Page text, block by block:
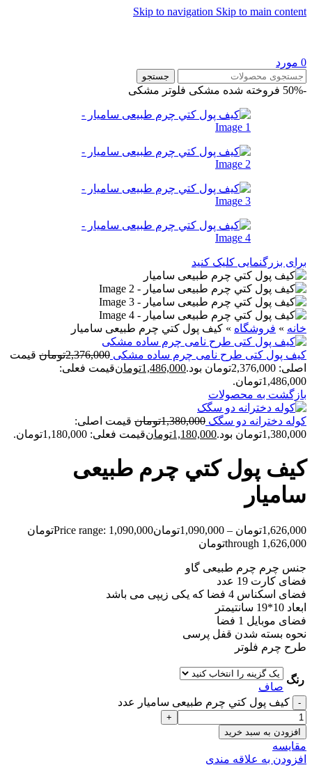
Skip to navigation Skip to main content
0 مورد
جستجو
-50% فروخته شده مشکی فلوتر مشکی
برای بزرگنمایی کلیک کنید
خانه » فروشگاه » کيف پول کتي چرم طبیعی ساميار
کیف پول کتی طرح نامی چرم ساده مشکی 2,376,000تومان قیمت
اصلی: 2,376,000تومان بود.
1,486,000تومانقیمت فعلی:
1,486,000تومان.
بازگشت به محصولات
کوله دخترانه دو سگک 1,380,000تومان قیمت اصلی:
1,380,000تومان بود.
1,180,000تومانقیمت فعلی: 1,180,000تومان.
کيف پول کتي چرم طبیعی
ساميار
1,626,000تومان –
1,090,000تومان
Price range: 1,090,000تومان
through 1,626,000تومان
جنس چرم چرم طبیعی گاو
فضای کارت 19 عدد
فضای اسکناس 4 فضا که یکی زیپی می باشد
ابعاد 10*19 سانتیمتر
فضای موبایل 1 فضا
نحوه بسته شدن قفل پرسی
طرح چرم فلوتر
رنگ
صاف
کيف پول کتي چرم طبیعی ساميار عدد
افزودن به سبد خرید
مقايسه
افزودن به علاقه مندی